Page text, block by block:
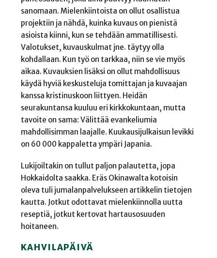
sanomaan. Mielenkiintoista on ollut osallistua
projektiin ja nähdä, kuinka kuvaus on pienistä
asioista kiinni, kun se tehdään ammatillisesti.
Valotukset, kuvauskulmat jne. täytyy olla
kohdallaan. Kun työ on tarkkaa, niin se vie myös
aikaa. Kuvauksien lisäksi on ollut mahdollisuus
käydä hyviä keskusteluja tomittajan ja kuvaajan
kanssa kristinuskoon liittyen. Heidän
seurakuntansa kuuluu eri kirkkokuntaan, mutta
tavoite on sama: Välittää evankeliumia
mahdollisimman laajalle. Kuukausijulkaisun levikki
on 60 000 kappaletta ympäri Japania.
Lukijoiltakin on tullut paljon palautetta, jopa
Hokkaidolta saakka. Eräs Okinawalta kotoisin
oleva tuli jumalanpalvelukseen artikkelin tietojen
kautta. Jotkut odottavat mielenkiinnolla uutta
reseptiä, jotkut kertovat hartausosuuden
hoitaneen.
KAHVILAPÄIVÄ